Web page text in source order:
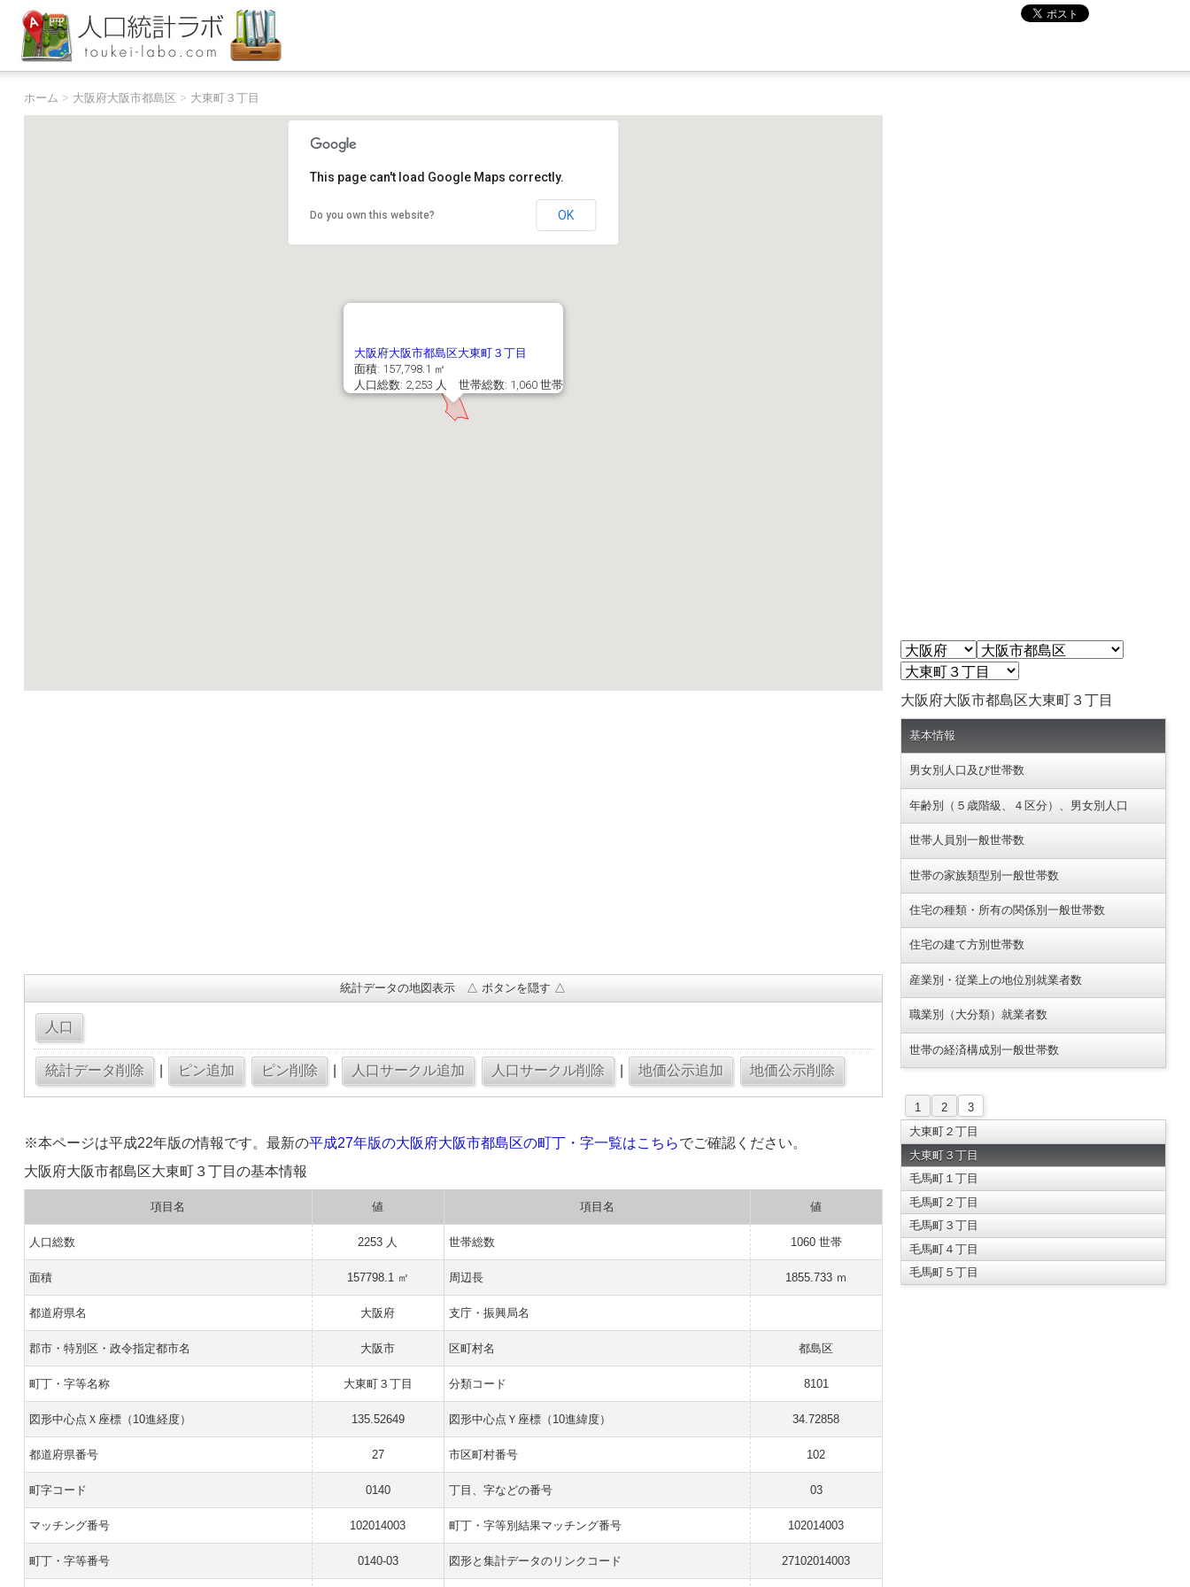
ホーム > 大阪府大阪市都島区 > 大東町３丁目
大阪府大阪市都島区大東町３丁目
面積: 157,798.1 ㎡
人口総数: 2,253 人 世帯総数: 1,060 世帯
This page can't load Google Maps correctly.
Do you own this website? OK
統計データの地図表示 △ ボタンを隠す △
※本ページは平成22年版の情報です。最新の平成27年版の大阪府大阪市都島区の町丁・字一覧はこちらでご確認ください。
大阪府大阪市都島区大東町３丁目の基本情報
項目名 値 項目名 値
人口総数 2253 人 世帯総数 1060 世帯
面積 157798.1 ㎡ 周辺長 1855.733 ｍ
都道府県名 大阪府 支庁・振興局名
郡市・特別区・政令指定都市名 大阪市 区町村名 都島区
町丁・字等名称 大東町３丁目 分類コード 8101
図形中心点Ｘ座標（10進経度） 135.52649 図形中心点Ｙ座標（10進緯度） 34.72858
都道府県番号 27 市区町村番号 102
町字コード 0140 丁目、字などの番号 03
マッチング番号 102014003 町丁・字等別結果マッチング番号 102014003
町丁・字等番号 0140-03 図形と集計データのリンクコード 27102014003
大阪府大阪市都島区大東町３丁目
基本情報
男女別人口及び世帯数
年齢別（５歳階級、４区分）、男女別人口
世帯人員別一般世帯数
世帯の家族類型別一般世帯数
住宅の種類・所有の関係別一般世帯数
住宅の建て方別世帯数
産業別・従業上の地位別就業者数
職業別（大分類）就業者数
世帯の経済構成別一般世帯数
1 2
3
大東町２丁目
大東町３丁目
毛馬町１丁目
毛馬町２丁目
毛馬町３丁目
毛馬町４丁目
毛馬町５丁目